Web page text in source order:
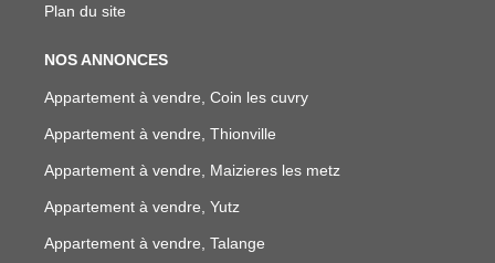
Plan du site
NOS ANNONCES
Appartement à vendre, Coin les cuvry
Appartement à vendre, Thionville
Appartement à vendre, Maizieres les metz
Appartement à vendre, Yutz
Appartement à vendre, Talange